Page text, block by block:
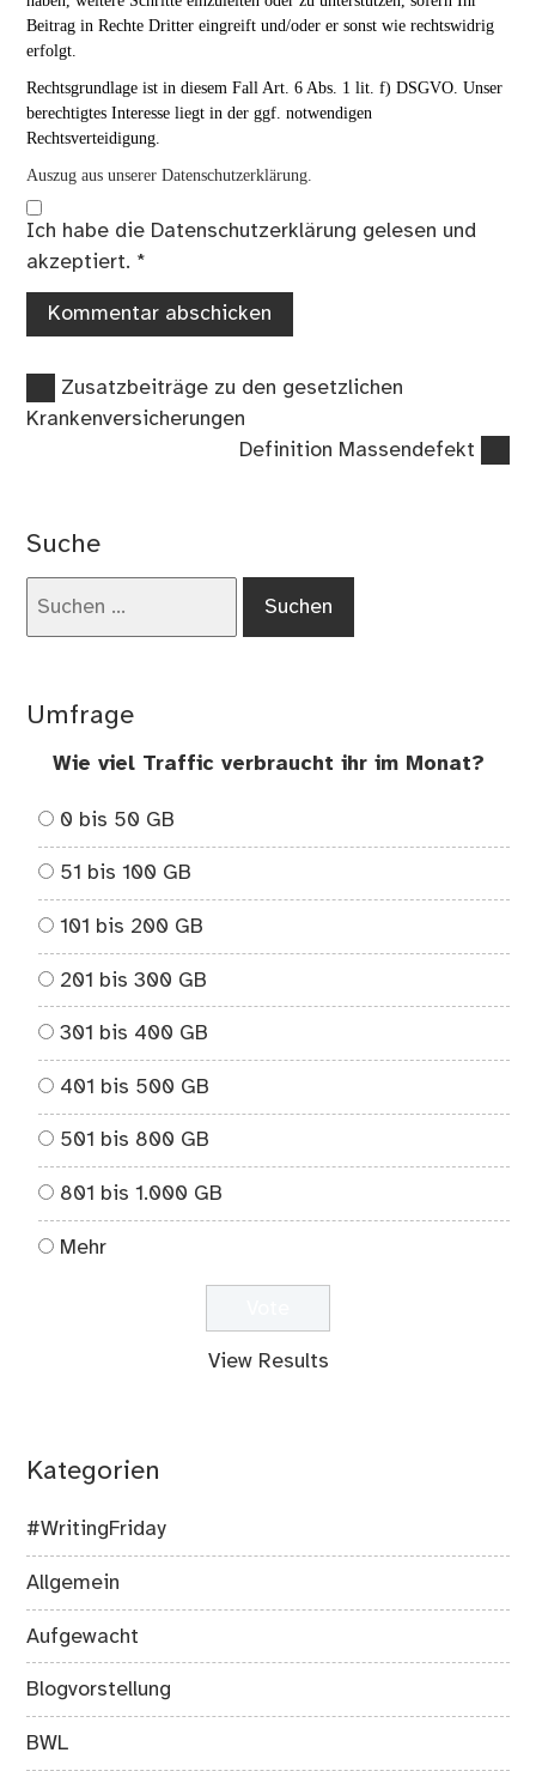
Beitrag in Rechte Dritter eingreift und/oder er sonst wie rechtswidrig
erfolgt.
Rechtsgrundlage ist in diesem Fall Art. 6 Abs. 1 lit. f) DSGVO. Unser
berechtigtes Interesse liegt in der ggf. notwendigen
Rechtsverteidigung.
Auszug aus unserer Datenschutzerklärung.
Ich habe die Datenschutzerklärung gelesen und
akzeptiert. *
Beitragsnavigation
Vorheriger
Beitrag:
Zusatzbeiträge zu den gesetzlichen
Krankenversicherungen
Nächster
Definition Massendefekt
Suche
Umfrage
Wie viel Traffic verbraucht ihr im Monat?
0 bis 50 GB
51 bis 100 GB
101 bis 200 GB
201 bis 300 GB
301 bis 400 GB
401 bis 500 GB
501 bis 800 GB
801 bis 1.000 GB
Mehr
View Results
Kategorien
#WritingFriday
Allgemein
Aufgewacht
Blogvorstellung
BWL